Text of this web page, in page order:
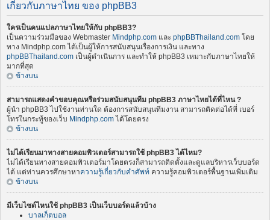
เกี่ยวกับภาษาไทย ของ phpBB3
ใครเป็นคนแปลภาษาไทยให้กับ phpBB3?
เป็นความร่วมมือของ Webmaster Mindphp.com และ phpBBThailand.com โดย
ทาง Mindphp.com ได้เป็นผู้ให้การสนับสนุนเรื่องการเงิน และทาง
phpBBThailand.com เป็นผู้ดำเนินการ และทำให้ phpBB3 เหมาะกับภาษาไทยให้
มากที่สุด
ข้างบน
สามารถแสดงคำขอบคุณหรือร่วมสนับสนุนทีม phpBB3 ภาษาไทยได้ที่ไหน ?
ผู้นำ phpBB3 ไปใช้งานท่านใด ต้องการสนับสนุนทีมงาน สามารถติดต่อได้ที่ เบอร์
โทรในกระทู้ของเว็บ Mindphp.com ได้โดยตรง
ข้างบน
ไม่ได้เรียนมาทางสายคอมพิวเตอร์สามารถใช้ phpBB3 ได้ไหม?
ไม่ได้เรียนทางสายคอมพิวเตอร์มาโดยตรงก็สามารถติดตั้งและดูแลบริหารเว็บบอร์ด
ได้ แต่ท่านควรศึกษาหาความรู้เกี่ยวกับคำศัพท์ ความรู้คอมพิวเตอร์พื้นฐานเพิ่มเติม
ข้างบน
มีเว็บไซต์ไหนใช้ phpBB3 เป็นเว็บบอร์ดแล้วบ้าง
บาลเก็ตบอล